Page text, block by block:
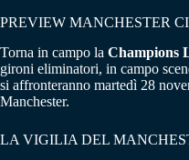
PREVIEW MANCHESTER
Torna in campo la Champions
gironi eliminatori, in campo
si affronteranno martedì 28
Manchester.
LA VIGILIA DEL